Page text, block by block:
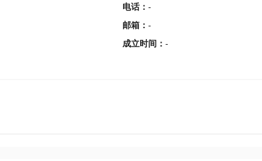
电话： -
邮箱 ： -
成立时间 ： -